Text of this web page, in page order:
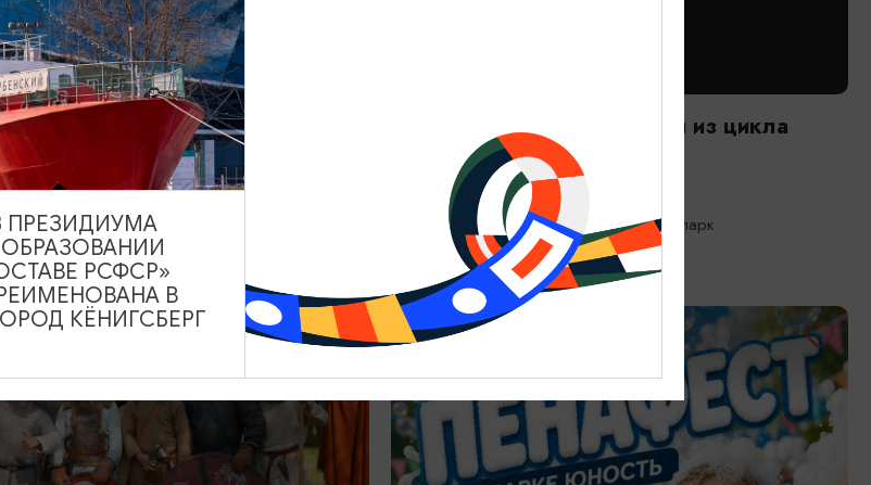
19:00
Театр эстрады «Янтарь-холл»
Следы времени. Экскурсия из цикла
«Другой зоопарк»
08.08.2026 10:00
Калининград, Калининградский зоопарк
БЕСПЛАТНО
ПРЕЗИДИУМА
РСФСР»
В
КЁНИГСБЕРГ